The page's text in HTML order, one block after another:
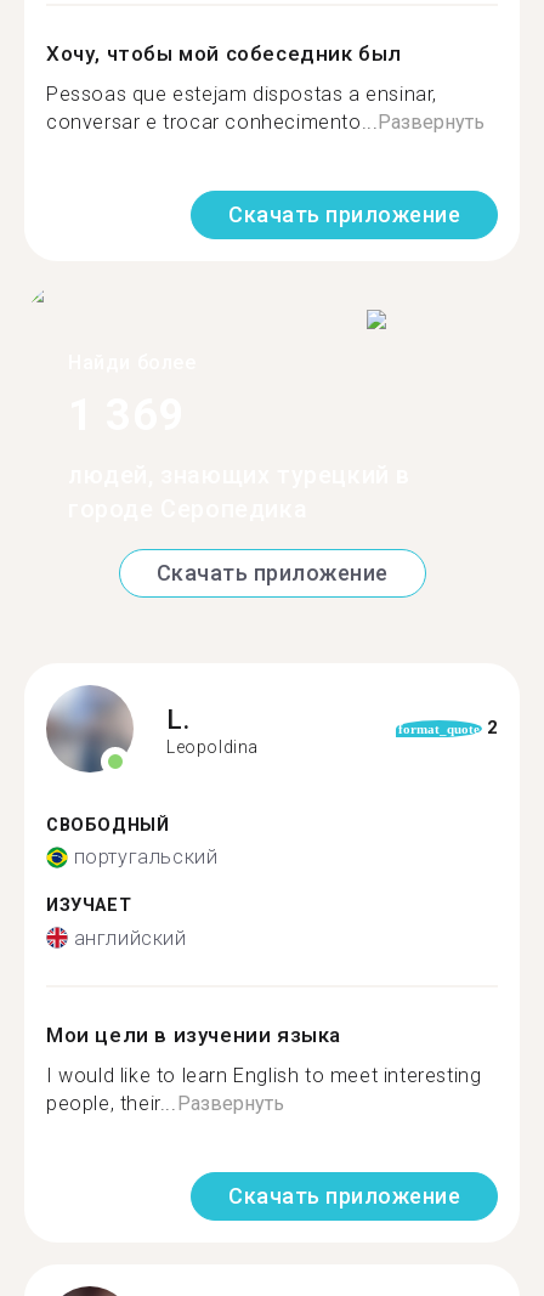
Хочу, чтобы мой собеседник был
Pessoas que estejam dispostas a ensinar,
conversar e trocar conhecimento...Развернуть
Скачать приложение
Скачать приложение
L.
Leopoldina
format_quote 2
СВОБОДНЫЙ
португальский
ИЗУЧАЕТ
английский
Мои цели в изучении языка
I would like to learn English to meet interesting
people, their... Развернуть
Скачать приложение